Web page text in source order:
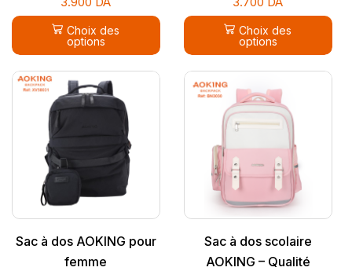
Choix des
options
Choix des
options
Sac à dos AOKING pour
femme
Sac à dos scolaire
AOKING – Qualité